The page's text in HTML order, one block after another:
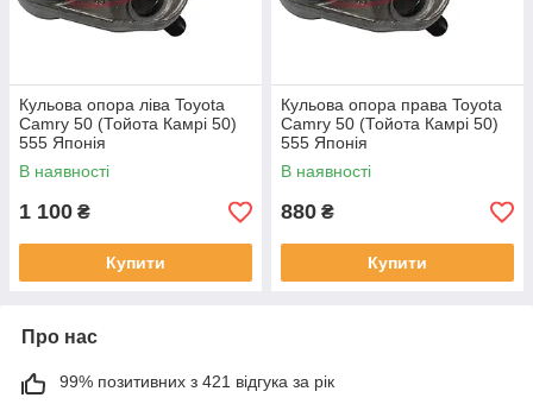
Кульова опора ліва Toyota
Camry 50 (Тойота Камрі 50)
555 Японія
В наявності
1 100 ₴
Купити
Кульова опора права Toyota
Camry 50 (Тойота Камрі 50)
555 Японія
В наявності
880 ₴
Купити
Про нас
99% позитивних з 421 відгука за рік